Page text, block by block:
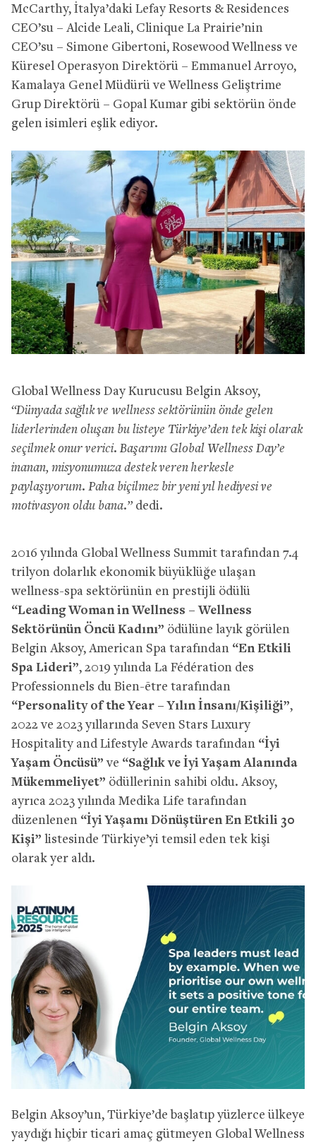
McCarthy, İtalya’daki Lefay Resorts & Residences
CEO’su – Alcide Leali, Clinique La Prairie’nin
CEO’su – Simone Gibertoni, Rosewood Wellness ve
Küresel Operasyon Direktörü – Emmanuel Arroyo,
Kamalaya Genel Müdürü ve Wellness Geliştrime
Grup Direktörü – Gopal Kumar gibi sektörün önde
gelen isimleri eşlik ediyor.
Global Wellness Day Kurucusu Belgin Aksoy,
“Dünyada sağlık ve wellness sektörünün önde gelen
liderlerinden oluşan bu listeye Türkiye’den tek kişi olarak
seçilmek onur verici. Başarımı Global Wellness Day’e
inanan, misyonumuza destek veren herkesle
paylaşıyorum. Paha biçilmez bir yeni yıl hediyesi ve
motivasyon oldu bana.” dedi.
2016 yılında Global Wellness Summit tarafından 7.4
trilyon dolarlık ekonomik büyüklüğe ulaşan
wellness-spa sektörünün en prestijli ödülü
“Leading Woman in Wellness – Wellness
Sektörünün Öncü Kadını” ödülüne layık görülen
Belgin Aksoy, American Spa tarafından “En Etkili
Spa Lideri”, 2019 yılında La Fédération des
Professionnels du Bien-ētre tarafından
“Personality of the Year – Yılın İnsanı/Kişiliği”,
2022 ve 2023 yıllarında Seven Stars Luxury
Hospitality and Lifestyle Awards tarafından “İyi
Yaşam Öncüsü” ve “Sağlık ve İyi Yaşam Alanında
Mükemmeliyet” ödüllerinin sahibi oldu. Aksoy,
ayrıca 2023 yılında Medika Life tarafından
düzenlenen “İyi Yaşamı Dönüştüren En Etkili 30
Kişi” listesinde Türkiye’yi temsil eden tek kişi
olarak yer aldı.
Belgin Aksoy’un, Türkiye’de başlatıp yüzlerce ülkeye
yaydığı hiçbir ticari amaç gütmeyen Global Wellness